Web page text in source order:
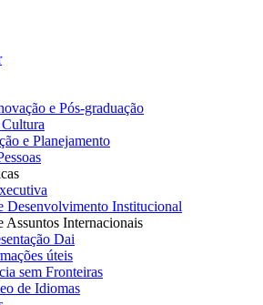
e Pós-graduação
e Planejamento
Desenvolvimento Institucional
Assuntos Internacionais
Dai
úteis
sem Fronteiras
de Idiomas